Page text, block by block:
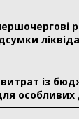
із
особливих